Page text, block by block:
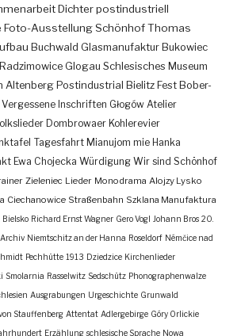
Dichterpostindustriell
Foto-AusstellungSchönhofThomas
Buchwald Glasmanufaktur Bukowiec
Radzimowice Glogau Schlesisches Museum
Altenberg Postindustrial Bielitz Fest Bober-
Vergessene Inschriften Głogów Atelier
Dombrowaer Kohlerevier
Tagesfahrt Mianujom mie Hanka
Ewa Chojecka Würdigung Wir sind Schönhof
Zieleniec Lieder Monodrama Alojzy Lysko
Ciechanowice Straßenbahn Szklana Manufaktura
Bielsko Richard Ernst Wagner Gero Vogl Johann Bros 20.
Niemtschitz an der Hanna Roseldorf Némčice nad
Pechhütte 1913 Dziedzice Kirchenlieder
Smolarnia Rasselwitz Sedschütz Phonographenwalze
Ausgrabungen Urgeschichte Grunwald
Stauffenberg Attentat Adlergebirge Góry Orlickie
Erzählung schlesische Sprache Nowa